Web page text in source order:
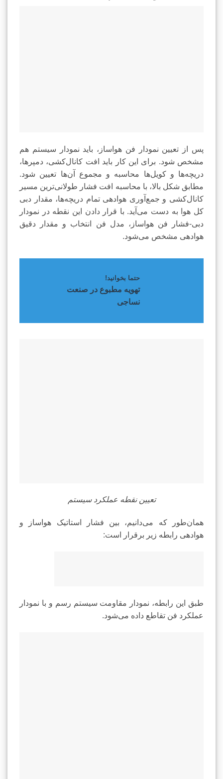
پس از تعیین نمودار فن هواساز، باید نمودار سیستم هم
مشخص شود. برای این کار باید افت کانال‌کشی، دمپرها،
دریچه‌ها و کویل‌ها محاسبه و مجموع آن‌ها تعیین شود.
مطابق شکل بالا، با محاسبه افت فشار طولانی‌ترین مسیر
کانال‌کشی و جمع‌آوری هوادهی تمام دریچه‌ها، مقدار دبی
کل هوا به دست می‌آید. با قرار دادن این نقطه در نمودار
دبی-فشار فن هواساز، مدل فن انتخاب و مقدار دقیق
هوادهی مشخص می‌شود.
حتما بخوانید!
تهویه مطبوع در صنعت
نساجی
تعیین نقطه عملکرد سیستم
همان‌طور که می‌دانیم، بین فشار استاتیک هواساز و
هوادهی رابطه زیر برقرار است:
طبق این رابطه، نمودار مقاومت سیستم رسم و با نمودار
عملکرد فن تقاطع داده می‌شود.